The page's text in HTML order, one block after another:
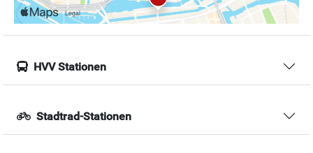
HVV Stationen
Stadtrad-Stationen